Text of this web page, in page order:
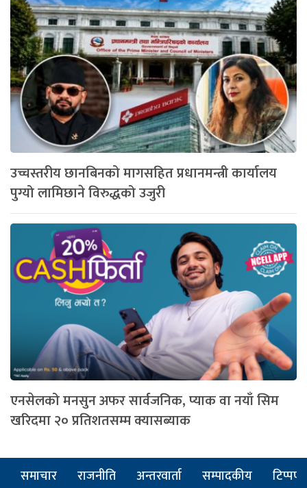
उच्चस्तरीय छानबिनको मागसहित प्रधानमन्त्री कार्यालय
पुग्यो लामिछाने विरुद्धको उजुरी
एनसेलको मनसुन अफर सार्वजनिक, प्याक वा नयाँ सिम
खरिदमा २० प्रतिशतसम्म क्यासब्याक
समाचार राजनीति अन्तरवार्ता सम्पादकीय टिप्पणी